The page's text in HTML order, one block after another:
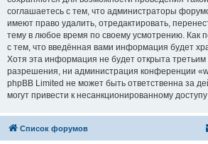
соглашаетесь с тем, что администраторы
имеют право удалить, отредактировать,
тему в любое время по своему усмотрению. Как
с тем, что введённая вами информация будет
Хотя эта информация не будет открыта
разрешения, ни администрация конференции
phpBB Limited не может быть ответственна за
могут привести к несанкционированному
Список форумов